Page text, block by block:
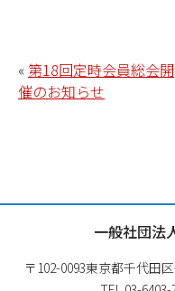
«第18回定時会員総会開
催のお知らせ
一般社団法
〒102-0093東京都千代田